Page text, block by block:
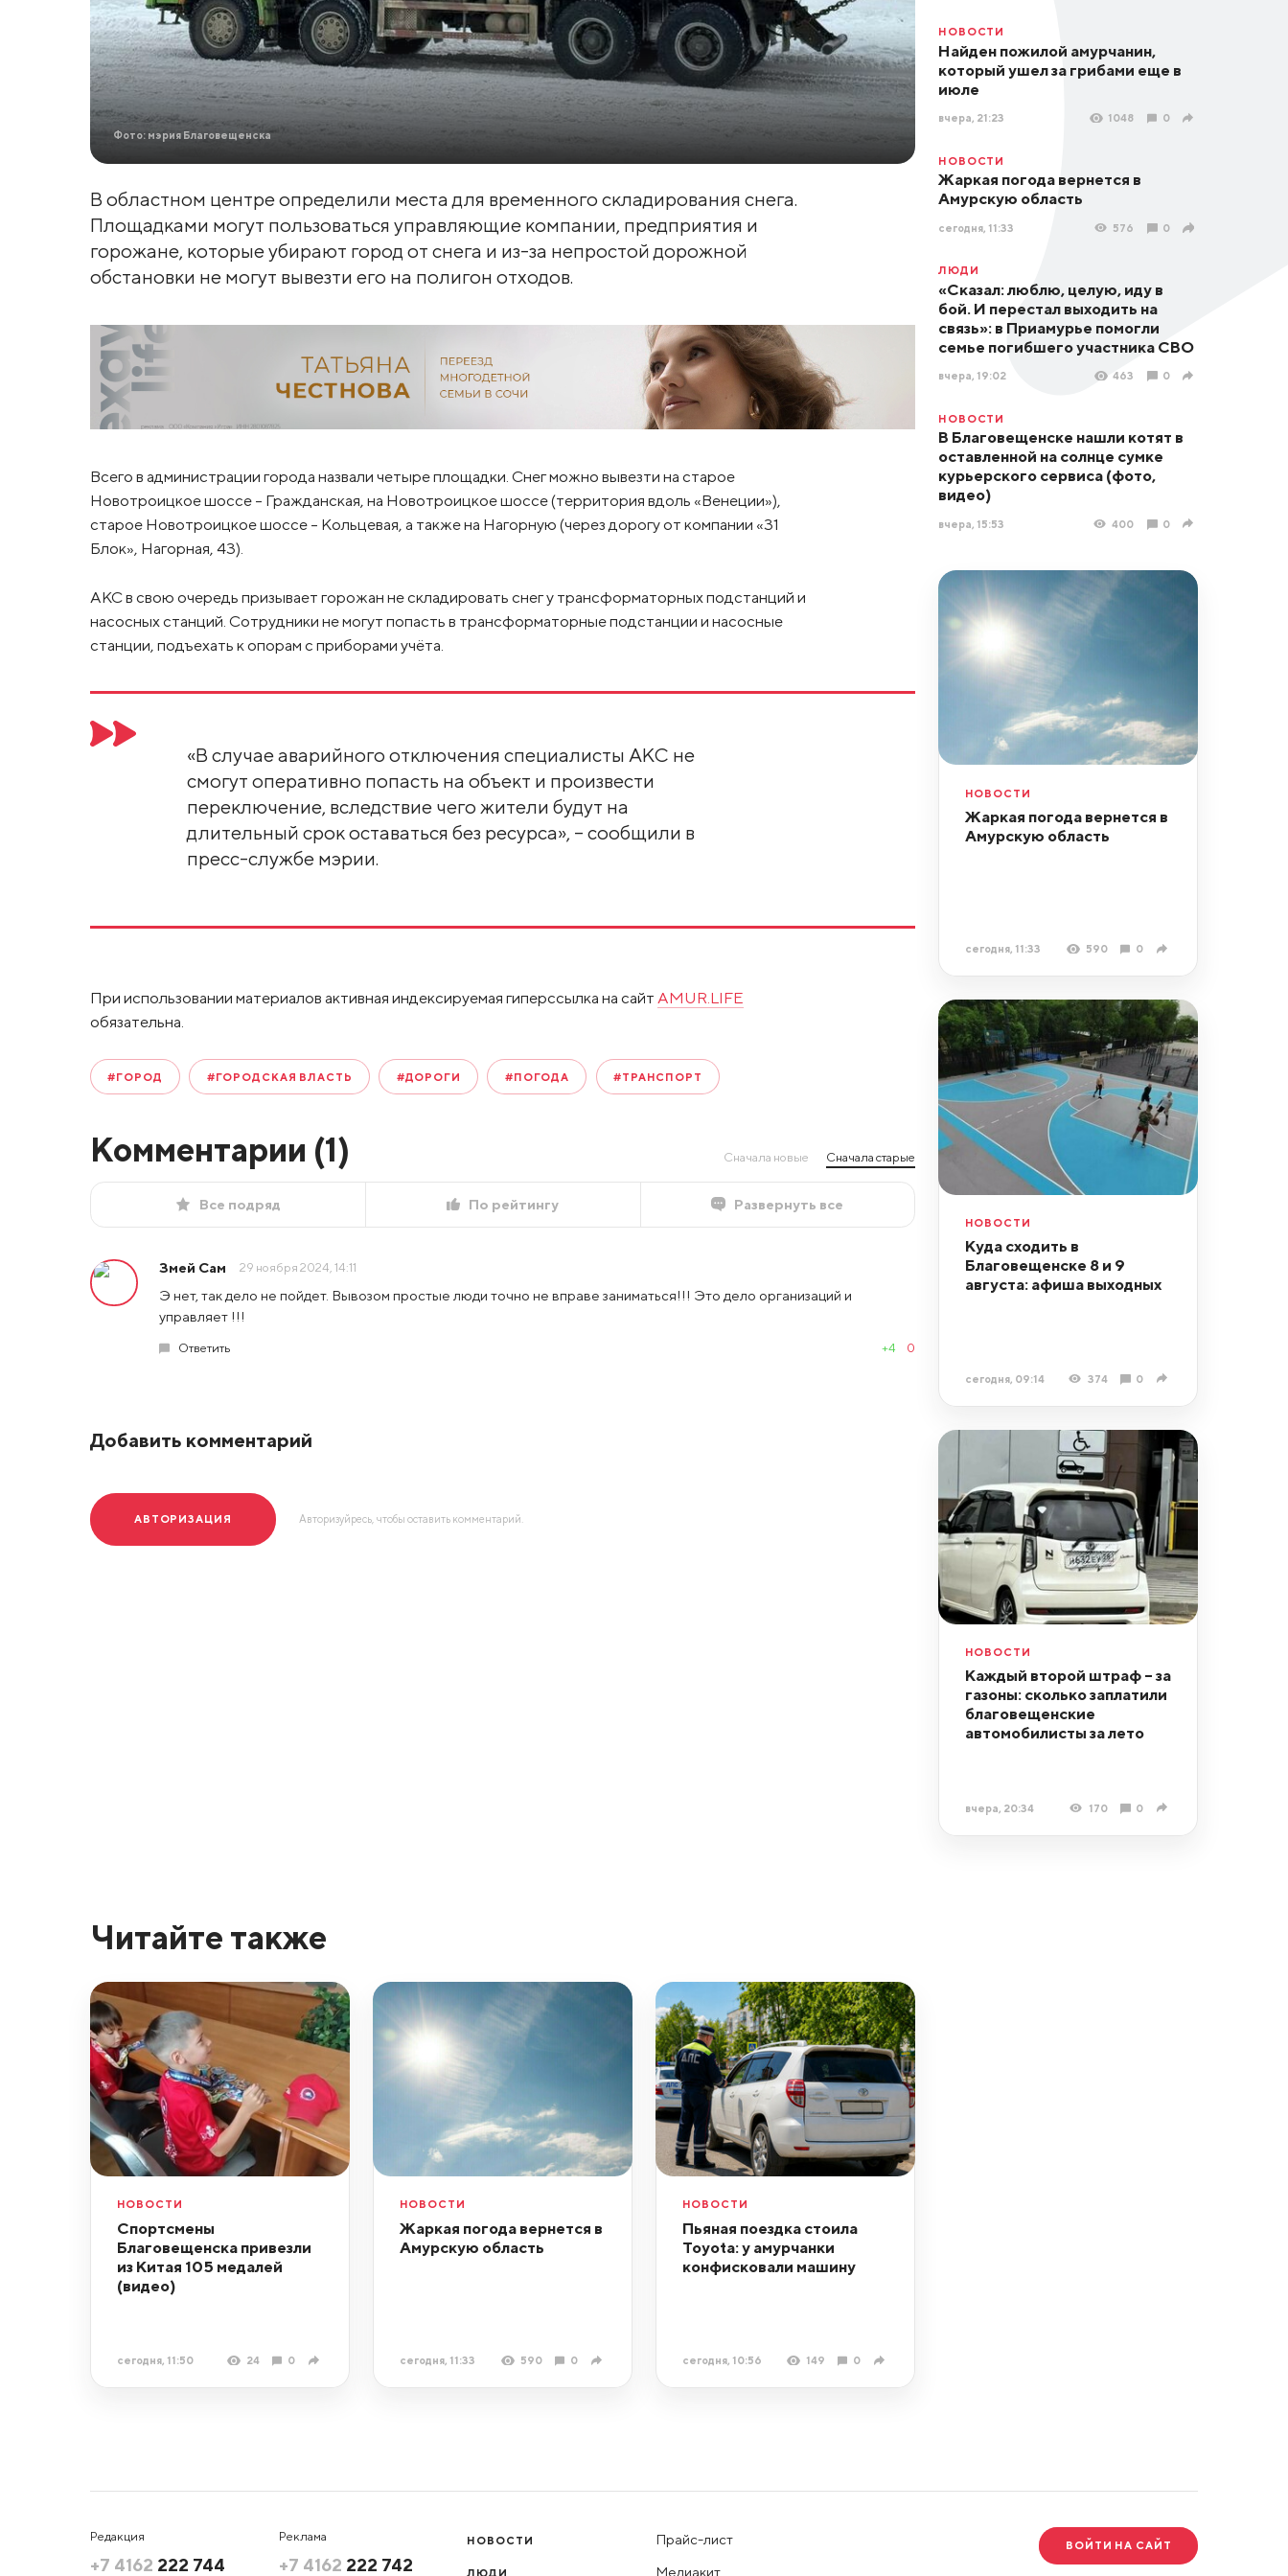
Фото: мэрия Благовещенска
В областном центре определили места для временного складирования снега.
Площадками могут пользоваться управляющие компании, предприятия и
горожане, которые убирают город от снега и из-за непростой дорожной
обстановки не могут вывезти его на полигон отходов.
Всего в администрации города назвали четыре площадки. Снег можно вывезти на старое
Новотроицкое шоссе – Гражданская, на Новотроицкое шоссе (территория вдоль «Венеции»),
старое Новотроицкое шоссе – Кольцевая, а также на Нагорную (через дорогу от компании «31
Блок», Нагорная, 43).
АКС в свою очередь призывает горожан не складировать снег у трансформаторных подстанций и
насосных станций. Сотрудники не могут попасть в трансформаторные подстанции и насосные
станции, подъехать к опорам с приборами учёта.
«В случае аварийного отключения специалисты АКС не
смогут оперативно попасть на объект и произвести
переключение, вследствие чего жители будут на
длительный срок оставаться без ресурса», – сообщили в
пресс-службе мэрии.
При использовании материалов активная индексируемая гиперссылка на сайт AMUR.LIFE
обязательна.
#ГОРОД #ГОРОДСКАЯ ВЛАСТЬ #ДОРОГИ #ПОГОДА #ТРАНСПОРТ
Комментарии (1) Сначала новые Сначала старые
Все подряд По рейтингу Развернуть все
Змей Сам 29 ноября 2024, 14:11
Э нет, так дело не пойдет. Вывозом простые люди точно не вправе заниматься!!! Это дело организаций и
управляет !!!
Ответить +4 0
Добавить комментарий
АВТОРИЗАЦИЯ Авторизуйресь, чтобы оставить комментарий.
НОВОСТИ
Найден пожилой амурчанин,
который ушел за грибами еще в
июле
вчера, 21:23 1048 0
НОВОСТИ
Жаркая погода вернется в
Амурскую область
сегодня, 11:33 576 0
ЛЮДИ
«Сказал: люблю, целую, иду в
бой. И перестал выходить на
связь»: в Приамурье помогли
семье погибшего участника СВО
вчера, 19:02 463 0
НОВОСТИ
В Благовещенске нашли котят в
оставленной на солнце сумке
курьерского сервиса (фото,
видео)
вчера, 15:53 400 0
НОВОСТИ
Жаркая погода вернется в
Амурскую область
сегодня, 11:33 590 0
НОВОСТИ
Куда сходить в
Благовещенске 8 и 9
августа: афиша выходных
сегодня, 09:14 374 0
НОВОСТИ
Каждый второй штраф – за
газоны: сколько заплатили
благовещенские
автомобилисты за лето
вчера, 20:34 170 0
Читайте также
НОВОСТИ
Спортсмены
Благовещенска привезли
из Китая 105 медалей
(видео)
сегодня, 11:50 24 0
НОВОСТИ
Жаркая погода вернется в
Амурскую область
сегодня, 11:33 590 0
НОВОСТИ
Пьяная поездка стоила
Toyota: у амурчанки
конфисковали машину
сегодня, 10:56 149 0
Редакция
+7 4162 222 744
Реклама
+7 4162 222 742
НОВОСТИ
ЛЮДИ
Прайс-лист
Медиакит
ВОЙТИ НА САЙТ